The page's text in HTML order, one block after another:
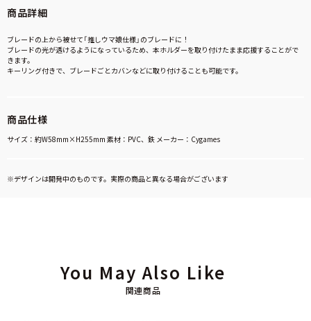
商品詳細
ブレードの上から被せて「推しウマ娘仕様」のブレードに！
ブレードの光が透けるようになっているため、本ホルダーを取り付けたまま応援することがで
きます。
キーリング付きで、ブレードごとカバンなどに取り付けることも可能です。
商品仕様
サイズ：約W58mm×H255mm 素材：PVC、鉄 メーカー：Cygames
※デザインは開発中のものです。実際の商品と異なる場合がございます
関連商品
You May Also Like